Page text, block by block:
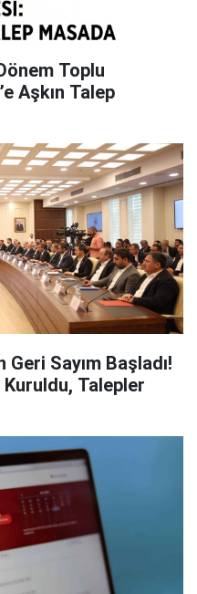
Toplu
Aşkın Talep
Sayım Başladı!
Talepler